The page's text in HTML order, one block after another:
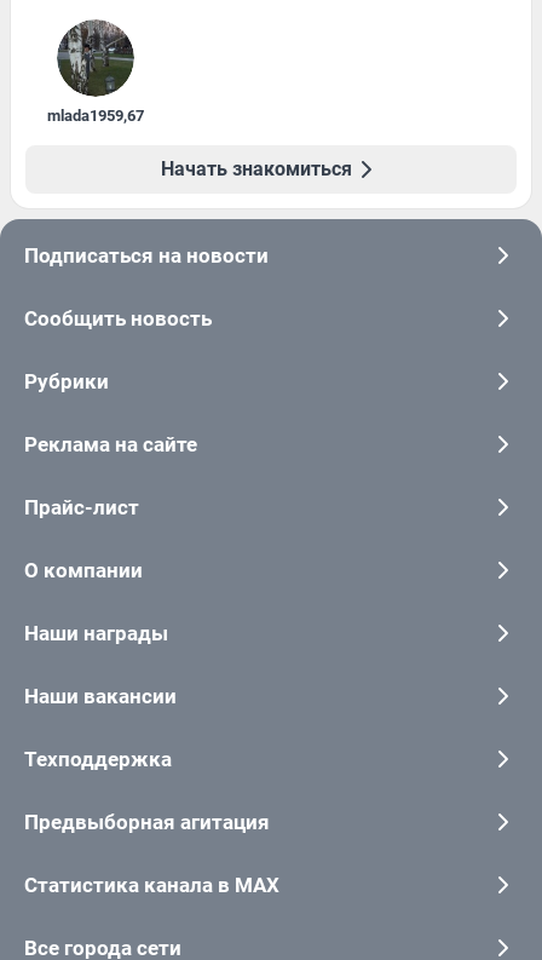
mlada1959,67
Начать знакомиться
Подписаться на новости
Сообщить новость
Рубрики
Реклама на сайте
Прайс-лист
О компании
Наши награды
Наши вакансии
Техподдержка
Предвыборная агитация
Статистика канала в MAX
Все города сети